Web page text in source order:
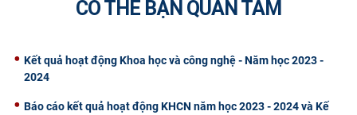
CÓ THỂ BẠN QUAN TÂM
Kết quả hoạt động Khoa học và công nghệ - Năm học 2023 -
2024
Báo cáo kết quả hoạt động KHCN năm học 2023 - 2024 và Kế